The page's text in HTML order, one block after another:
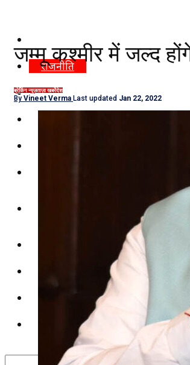
दिल्ली/NCR
राजनीति
कारोबार
विज्ञान तकनीकी
जम्मू कश्मीर में जल्द
ब्रेकिंग न्यूज़ताज़ा खबरेंदेश
By Vineet Verma Last updated Jan 22, 2022